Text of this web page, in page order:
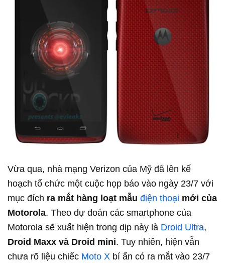
Vừa qua, nhà mạng Verizon của Mỹ đã lên kế
hoạch tổ chức một cuộc họp báo vào ngày 23/7 với
mục đích ra mắt hàng loạt mẫu điện thoại mới của
Motorola. Theo dự đoán các smartphone của
Motorola sẽ xuất hiện trong dịp này là Droid Ultra,
Droid Maxx và Droid mini. Tuy nhiên, hiện vẫn
chưa rõ liệu chiếc Moto X bí ẩn có ra mắt vào 23/7